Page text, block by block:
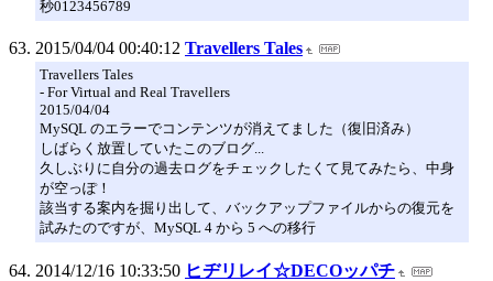
秒0123456789
2015/04/04 00:40:12 Travellers Tales
Travellers Tales
- For Virtual and Real Travellers
2015/04/04
MySQL のエラーでコンテンツが消えてました（復旧済み）
しばらく放置していたこのブログ...
久しぶりに自分の過去ログをチェックしたくて見てみたら、中身
が空っぽ！
該当する案内を掘り出して、バックアップファイルからの復元を
試みたのですが、MySQL 4 から 5 への移行
2014/12/16 10:33:50 ヒヂリレイ☆DECOッパチ